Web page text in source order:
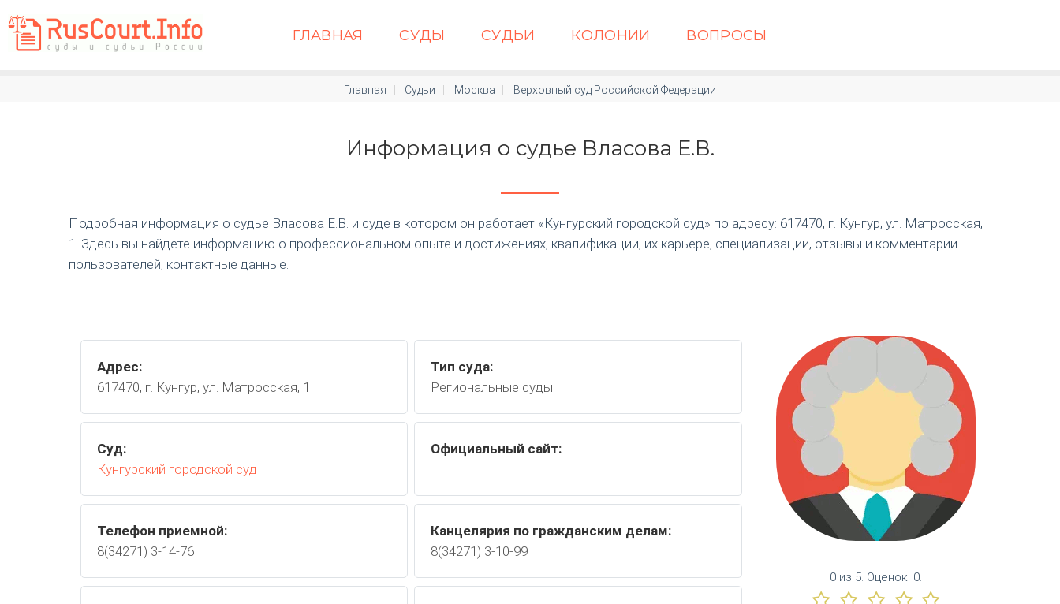
ГЛАВНАЯ СУДЫ СУДЬИ КОЛОНИИ ВОПРОСЫ
Главная Судьи Москва Верховный суд Российской Федерации
Информация о судье Власова Е.В.
Подробная информация о судье Власова Е.В. и суде в котором он работает «Кунгурский городской суд» по адресу: 617470, г. Кунгур, ул. Матросская,
1. Здесь вы найдете информацию о профессиональном опыте и достижениях, квалификации, их карьере, специализации, отзывы и комментарии
пользователей, контактные данные.
Адрес:
617470, г. Кунгур, ул. Матросская, 1
Тип суда:
Региональные суды
Суд:
Кунгурский городской суд
Официальный сайт:
Телефон приемной:
8(34271) 3-14-76
Канцелярия по гражданским делам:
8(34271) 3-10-99
0 из 5. Оценок: 0.